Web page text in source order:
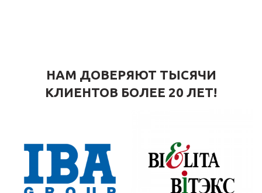
НАМ ДОВЕРЯЮТ ТЫСЯЧИ
КЛИЕНТОВ БОЛЕЕ 20 ЛЕТ!